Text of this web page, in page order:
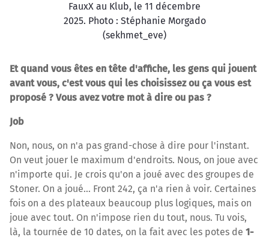
FauxX au Klub, le 11 décembre
2025. Photo : Stéphanie Morgado
(sekhmet_eve)
Et quand vous êtes en tête d'affiche, les gens qui jouent
avant vous, c'est vous qui les choisissez ou ça vous est
proposé ? Vous avez votre mot à dire ou pas ?
Job
Non, nous, on n'a pas grand-chose à dire pour l'instant.
On veut jouer le maximum d'endroits. Nous, on joue avec
n'importe qui. Je crois qu'on a joué avec des groupes de
Stoner. On a joué… Front 242, ça n'a rien à voir. Certaines
fois on a des plateaux beaucoup plus logiques, mais on
joue avec tout. On n'impose rien du tout, nous. Tu vois,
là, la tournée de 10 dates, on la fait avec les potes de 1-